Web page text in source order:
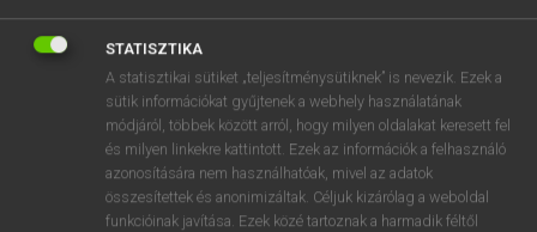
Díjmentes francia szótár
cloisonnement h fn 1. részekre osztás/osztottság
megosztottság ;feltagolódás
cloisonnementkeresése szótárainkban
STATISZTIKA
A statisztikai sütiket „teljesítménysütiknek” is nevezik. Ezek a
sütik információkat gyűjtenek a webhely használatának
módjáról, többek között arról, hogy milyen oldalakat keresett fel
és milyen linkekre kattintott. Ezek az információk a felhasználó
azonosítására nem használhatóak, mivel az adatok
összesítettek és anonimizáltak. Céljuk kizárólag a weboldal
funkcióinak javítása. Ezek közé tartoznak a harmadik féltől
r t z u i o p ő ú
k l ű
n m , . AltGr